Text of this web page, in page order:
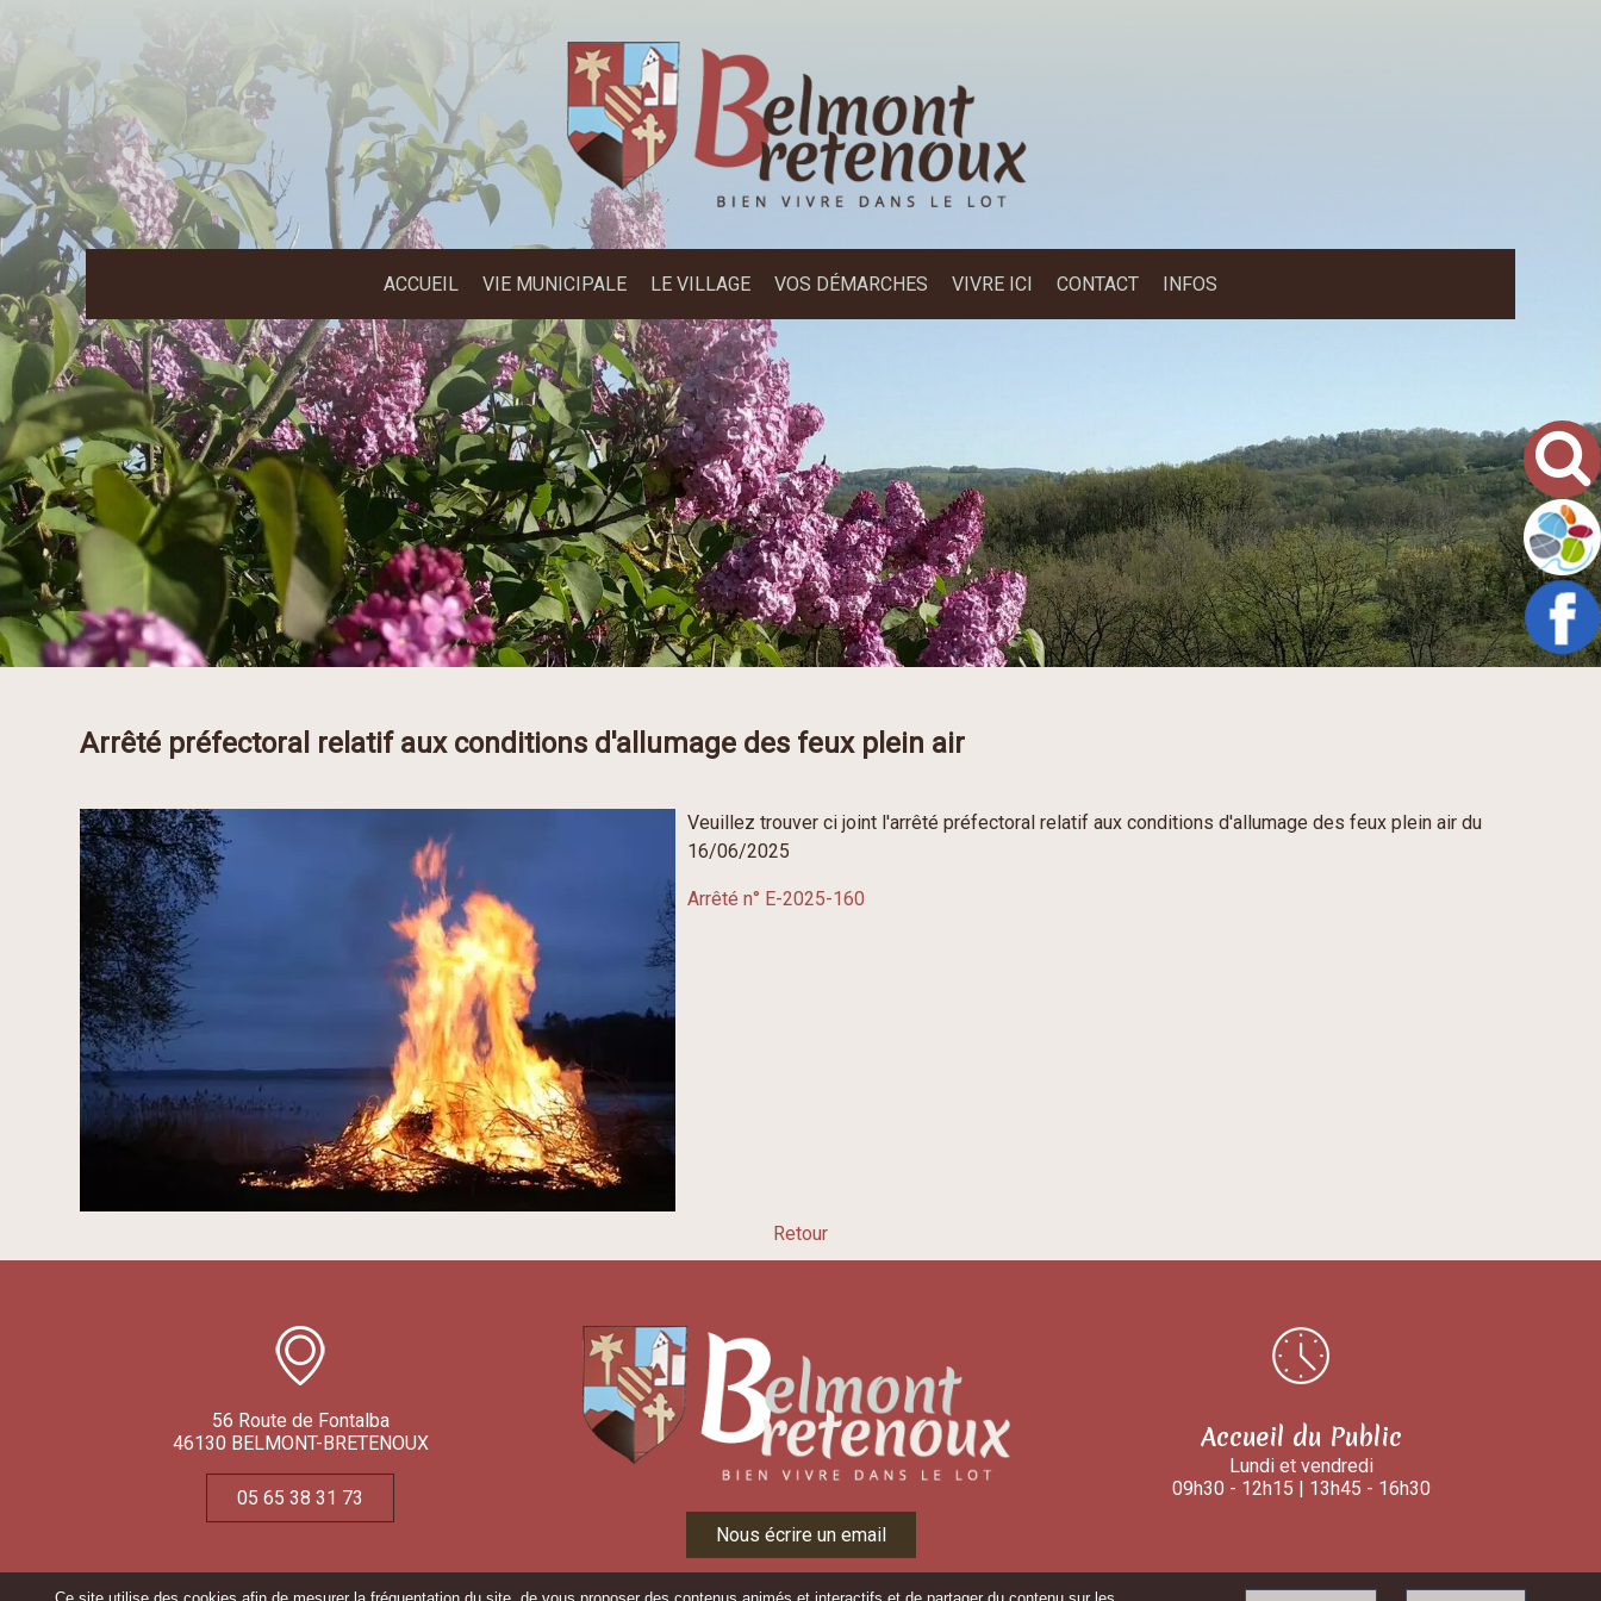
ACCUEIL VIE MUNICIPALE LE VILLAGE VOS DÉMARCHES VIVRE ICI CONTACT INFOS
Arrêté préfectoral relatif aux conditions d'allumage des feux plein air
Veuillez trouver ci joint l'arrêté préfectoral relatif aux conditions d'allumage des feux plein air du
16/06/2025
Arrêté n° E-2025-160
Retour
56 Route de Fontalba
46130 BELMONT-BRETENOUX
05 65 38 31 73
Nous écrire un email
Accueil du Public
Lundi et vendredi
09h30 - 12h15 | 13h45 - 16h30